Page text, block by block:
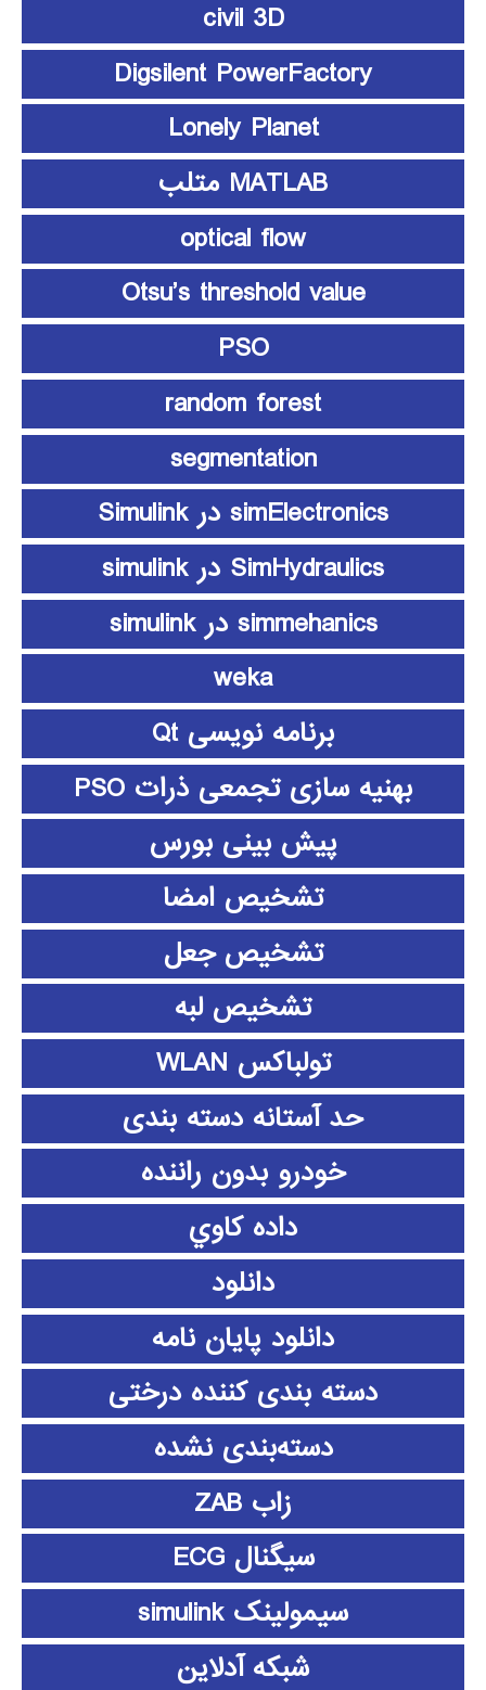
civil 3D
Digsilent PowerFactory
Lonely Planet
MATLAB متلب
optical flow
Otsu’s threshold value
PSO
random forest
segmentation
simElectronics در Simulink
SimHydraulics در simulink
simmehanics در simulink
weka
برنامه نویسی Qt
بهنیه سازی تجمعی ذرات PSO
پیش بینی بورس
تشخیص امضا
تشخیص جعل
تشخیص لبه
تولباکس WLAN
حد آستانه دسته بندی
خودرو بدون راننده
داده كاوي
دانلود
دانلود پايان نامه
دسته بندی کننده درختی
دسته‌بندی نشده
زاب ZAB
سیگنال ECG
سیمولینک simulink
شبکه آدلاین